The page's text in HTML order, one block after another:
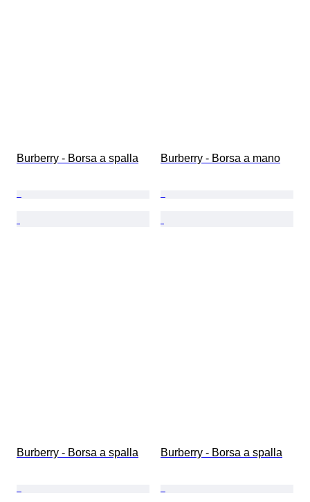
Burberry - Borsa a spalla Burberry - Borsa a mano
Burberry - Borsa a spalla Burberry - Borsa a spalla